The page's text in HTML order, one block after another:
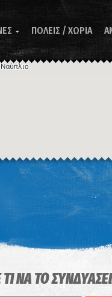
 ΠΟΛΕΙΣ / ΧΩΡΙΑ
πληκτρολογίου Η εικόνα
ΝΑ ΤΟ